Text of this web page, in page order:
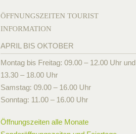
ÖFFNUNGSZEITEN TOURIST
INFORMATION
APRIL BIS OKTOBER
Montag bis Freitag: 09.00 – 12.00 Uhr und
13.30 – 18.00 Uhr
Samstag: 09.00 – 16.00 Uhr
Sonntag: 11.00 – 16.00 Uhr
Öffnungszeiten alle Monate